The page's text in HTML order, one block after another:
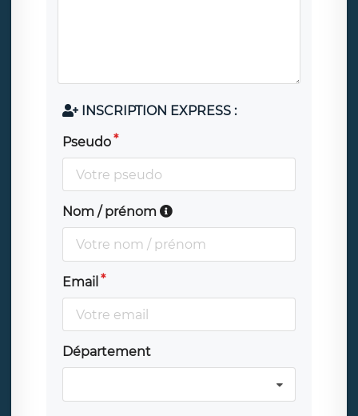
INSCRIPTION EXPRESS :
Pseudo
Nom / prénom
Email
Département